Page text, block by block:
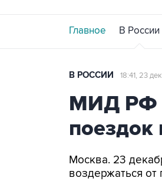
Главное В России
В РОССИИ 18:41, 23
МИД РФ
Москва. 23
воздержаться